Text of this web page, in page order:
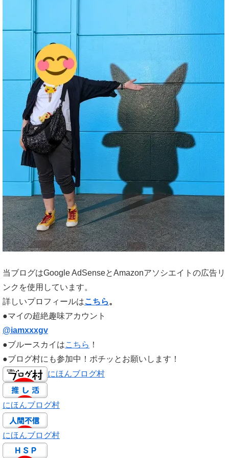
当ブログはGoogle AdSenseとAmazonアソシエイトの広告リ
ンクを使用しています。
詳しいプロフィールはこちら。
●マイの超絶趣味アカウント
@iamxxxgv
●ブルースカイはこちら ！
●ブログ村にも参加中！ポチッとお願いします！
にほんブログ村
にほんブログ村
にほんブログ村